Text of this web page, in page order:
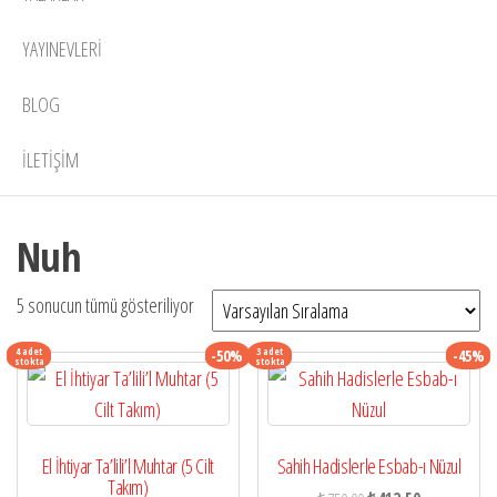
YAYINEVLERI
BLOG
İLETIŞIM
Nuh
5 sonucun tümü gösteriliyor
4 adet
stokta -50%
El İhtiyar Ta’lili’l Muhtar (5 Cilt
Takım)
3 adet
stokta -45%
Sahih Hadislerle Esbab-ı Nüzul